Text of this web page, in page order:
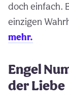
doch einfach.
einzigen
mehr.
Engel
der Liebe